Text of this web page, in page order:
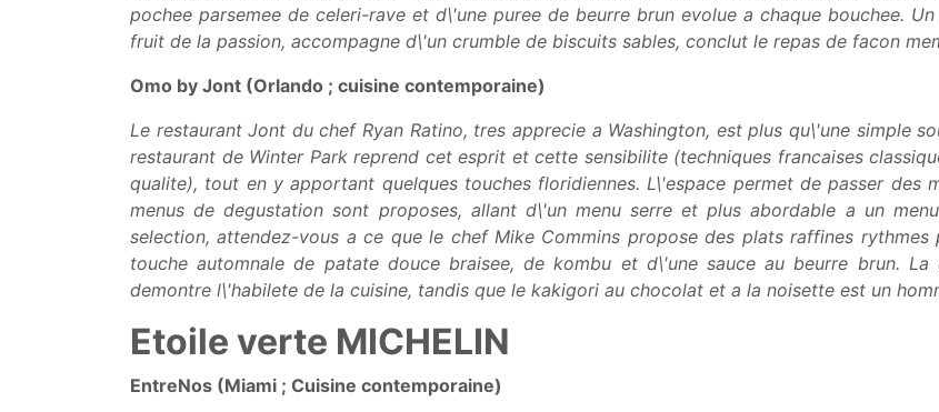
pochee parsemee de celeri-rave et d\'une puree de beurre brun evolue a chaque bouchee.
fruit de la passion, accompagne d\'un crumble de biscuits sables, conclut le repas de facon
Omo by Jont (Orlando ; cuisine contemporaine)
Le restaurant Jont du chef Ryan Ratino, tres apprecie a Washington, est plus qu\'une simple
restaurant de Winter Park reprend cet esprit et cette sensibilite (techniques francaises
qualite), tout en y apportant quelques touches floridiennes. L\'espace permet de passer des
menus de degustation sont proposes, allant d\'un menu serre et plus abordable a un
selection, attendez-vous a ce que le chef Mike Commins propose des plats raffines rythmes
touche automnale de patate douce braisee, de kombu et d\'une sauce au beurre brun.
demontre l\'habilete de la cuisine, tandis que le kakigori au chocolat et a la noisette est un
Etoile verte MICHELIN
EntreNos (Miami ; Cuisine contemporaine)